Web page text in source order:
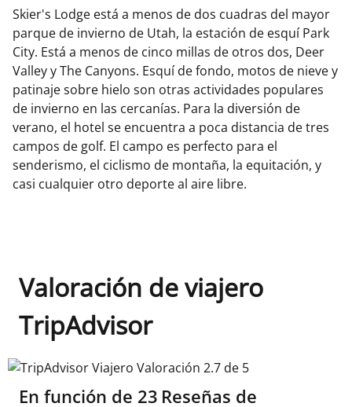
Skier's Lodge está a menos de dos cuadras del mayor
parque de invierno de Utah, la estación de esquí Park
City. Está a menos de cinco millas de otros dos, Deer
Valley y The Canyons. Esquí de fondo, motos de nieve y
patinaje sobre hielo son otras actividades populares
de invierno en las cercanías. Para la diversión de
verano, el hotel se encuentra a poca distancia de tres
campos de golf. El campo es perfecto para el
senderismo, el ciclismo de montaña, la equitación, y
casi cualquier otro deporte al aire libre.
Valoración de viajero
TripAdvisor
TripAdvisor Viajero Valoración 2.7 de 5
En función de 23 Reseñas de